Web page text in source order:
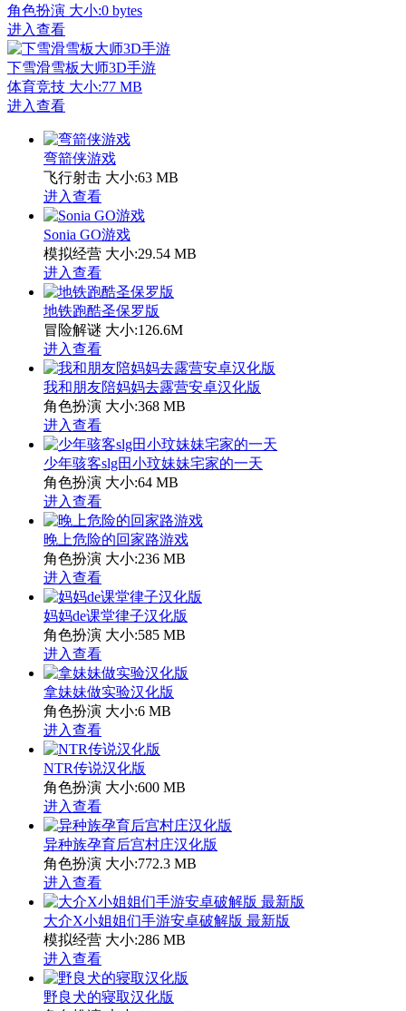
角色扮演 大小:0 bytes
进入查看
下雪滑雪板大师3D手游
体育竞技 大小:77 MB
进入查看
弯箭侠游戏
飞行射击 大小:63 MB
进入查看
Sonia GO游戏
模拟经营 大小:29.54 MB
进入查看
地铁跑酷圣保罗版
冒险解谜 大小:126.6M
进入查看
我和朋友陪妈妈去露营安卓汉化版
角色扮演 大小:368 MB
进入查看
少年骇客slg田小玟妹妹宅家的一天
角色扮演 大小:64 MB
进入查看
晚上危险的回家路游戏
角色扮演 大小:236 MB
进入查看
妈妈de课堂律子汉化版
角色扮演 大小:585 MB
进入查看
拿妹妹做实验汉化版
角色扮演 大小:6 MB
进入查看
NTR传说汉化版
角色扮演 大小:600 MB
进入查看
异种族孕育后宫村庄汉化版
角色扮演 大小:772.3 MB
进入查看
大介X小姐姐们手游安卓破解版 最新版
模拟经营 大小:286 MB
进入查看
野良犬的寝取汉化版